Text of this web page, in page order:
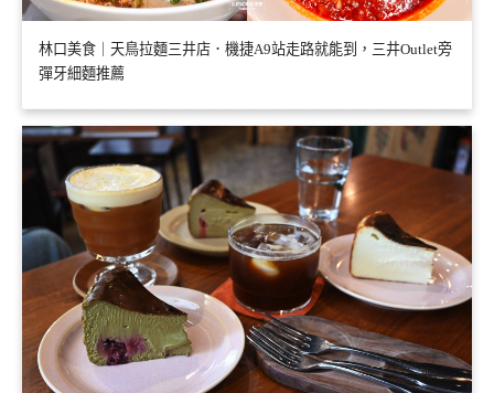
林口美食｜天鳥拉麵三井店．機捷A9站走路就能到，三井Outlet旁
彈牙細麵推薦